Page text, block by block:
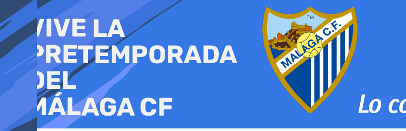
al
contenido